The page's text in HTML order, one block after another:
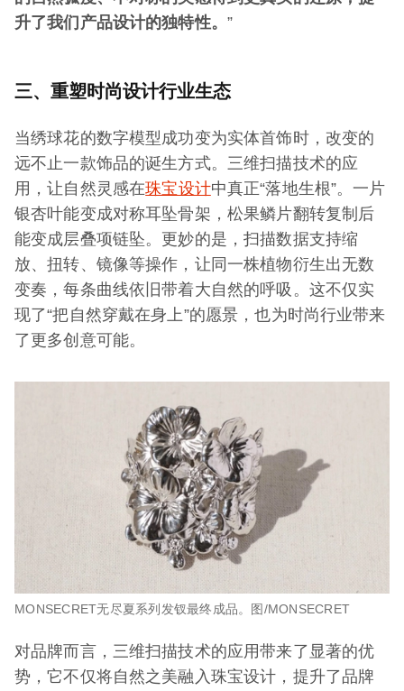
升了我们产品设计的独特性。 ”
三、重塑时尚设计行业生态
当绣球花的数字模型成功变为实体首饰时，改变的
远不止一款饰品的诞生方式。三维扫描技术的应
用，让自然灵感在珠宝设计中真正“落地生根”。一片
银杏叶能变成对称耳坠骨架，松果鳞片翻转复制后
能变成层叠项链坠。更妙的是，扫描数据支持缩
放、扭转、镜像等操作，让同一株植物衍生出无数
变奏，每条曲线依旧带着大自然的呼吸。这不仅实
现了“把自然穿戴在身上”的愿景，也为时尚行业带来
了更多创意可能。
MONSECRET无尽夏系列发钗最终成品。图/MONSECRET
对品牌而言，三维扫描技术的应用带来了显著的优
势，它不仅将自然之美融入珠宝设计，提升了品牌